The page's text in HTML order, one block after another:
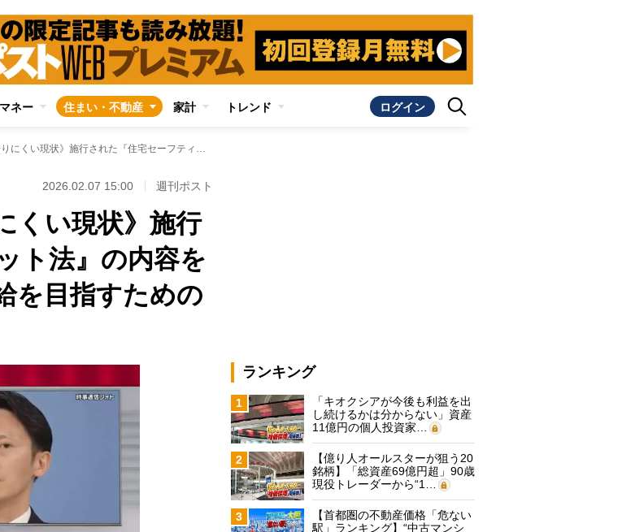
マネー 住まい・不動産 家計 トレンド ログイン
《高齢者が賃貸住宅を借りにくい現状》施行された『住宅セーフティネット法』の内容を弁護士が解説 サ高住の供給を目指すための法律も参考に
2026.02.07 15:00 週刊ポスト
くい現状》施行
ト法』の内容を
を目指すための
ランキング
1
「キオクシアが今後も利益を出
し続けるかは分からない」資産
11億円の個人投資家…
2
【億り人オールスターが狙う20
銘柄】「総資産69億円超」90歳
現役トレーダーから“1…
3
【首都圏の不動産価格「危ない
駅」ランキング】“中古マンシ